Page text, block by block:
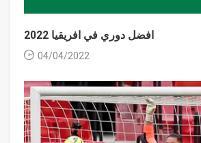
افضل دوري في افريقيا 2022
04/04/2022